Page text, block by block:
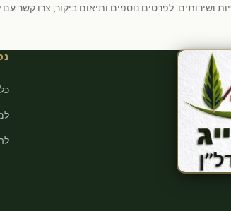
לפרטים נוספים ותיאום ביקור, צרו קשר עם לימור אסייג